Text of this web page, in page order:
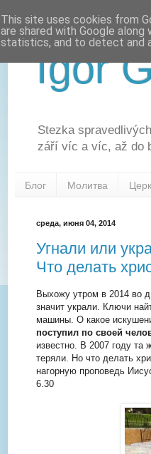
Igor
Stezka
září víc a víc, až do
Блог Молитва
среда, июня 04, 2014
Угнали или
Что делать
Выхожу утром в 2014 во
значит украли. Ключи
машины. О какое
поступил по своей
известно. В 2007 году
теряли. Но что делать
нагорную проповедь
6.30
This site uses cookies from
are shared with Google
statistics, and to detect and